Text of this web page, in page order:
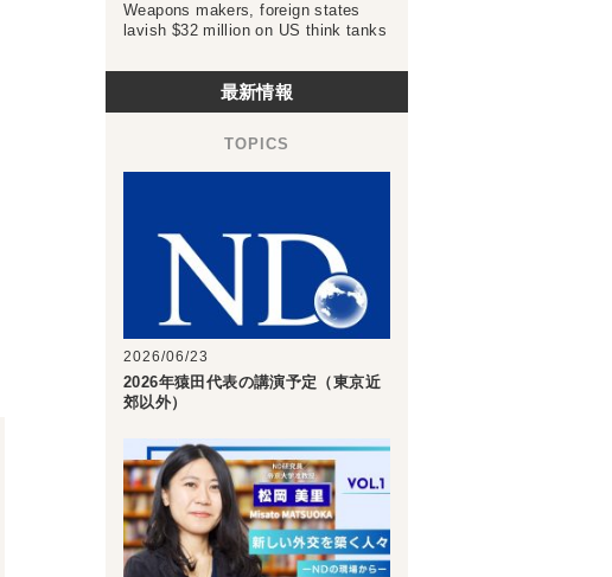
Weapons makers, foreign states
lavish $32 million on US think tanks
最新情報
2026/06/23
2026年猿田代表の講演予定（東京近
郊以外）